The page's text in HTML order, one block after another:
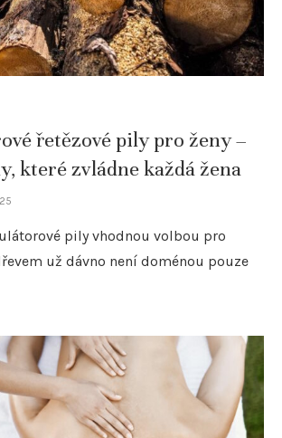
řetězové pily pro ženy –
které zvládne každá žena
pily vhodnou volbou pro
už dávno není doménou pouze